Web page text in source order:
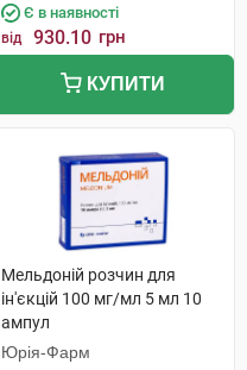
Є в наявності
від 930.10 грн
КУПИТИ
Мельдоній розчин для
ін'єкцій 100 мг/мл 5 мл 10
ампул
Юрія-Фарм